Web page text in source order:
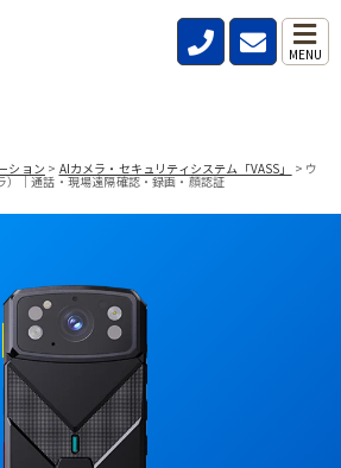
MENU
ション > AIカメラ・セキュリティシステム「VASS」 > ウ
）｜通話・現場遠隔確認・録画・顔認証